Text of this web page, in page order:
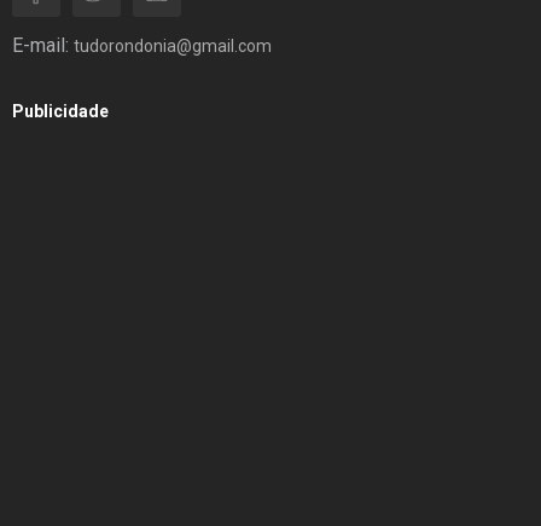
E-mail: tudorondonia@gmail.com
Publicidade